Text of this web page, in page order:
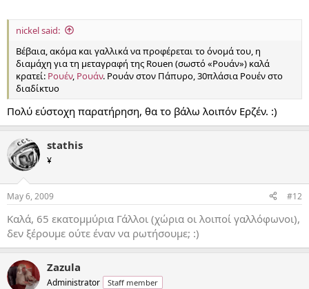
nickel said:
Βέβαια, ακόμα και γαλλικά να προφέρεται το όνομά του, η
διαμάχη για τη μεταγραφή της Rouen (σωστό «Ρουάν») καλά
κρατεί: Ρουέν, Ρουάν. Ρουάν στον Πάπυρο, 30πλάσια Ρουέν στο
διαδίκτυο
Πολύ εύστοχη παρατήρηση, θα το βάλω λοιπόν Ερζέν. :)
stathis
¥
May 6, 2009 #12
Καλά, 65 εκατομμύρια Γάλλοι (χώρια οι λοιποί γαλλόφωνοι),
δεν ξέρουμε ούτε έναν να ρωτήσουμε; :)
Zazula
Administrator Staff member